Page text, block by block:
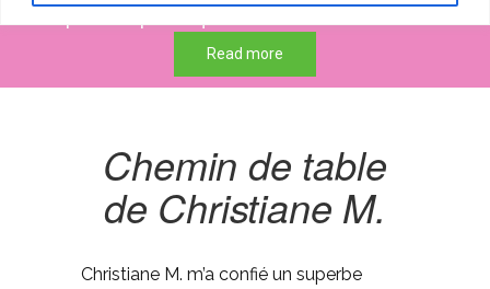
Read more
Chemin de table
de Christiane M.
Christiane M. m’a confié un superbe